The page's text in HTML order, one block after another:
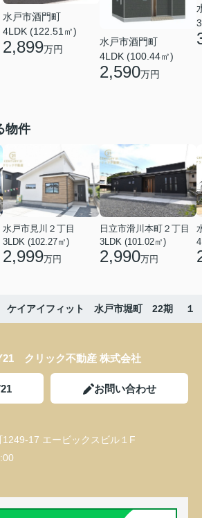
水戸市酒門町
4LDK (122.51㎡)
2,899万円
水戸市酒門町
4LDK (100.44㎡)
2,590万円
物件
水戸市見川２丁目
3LDK (102.27㎡)
2,999万円
日立市滑川本町２丁目
3LDK (101.02㎡)
2,990万円
ケイアイフィット 水戸市堀町 22期 １
クリック不動産 株式会社
お問い合わせ
17 エービックスビル１F